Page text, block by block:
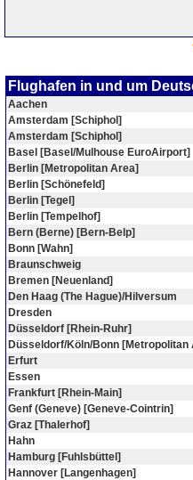
Flughafen in und um
Aachen
Amsterdam [Schiphol]
Amsterdam [Schiphol]
Basel [Basel/Mulhouse EuroAirport]
Berlin [Metropolitan Area]
Berlin [Schönefeld]
Berlin [Tegel]
Berlin [Tempelhof]
Bern (Berne) [Bern-Belp]
Bonn [Wahn]
Braunschweig
Bremen [Neuenland]
Den Haag (The Hague)/Hilversum
Dresden
Düsseldorf [Rhein-Ruhr]
Düsseldorf/Köln/Bonn [Metropolitan
Erfurt
Essen
Frankfurt [Rhein-Main]
Genf (Geneve) [Geneve-Cointrin]
Graz [Thalerhof]
Hahn
Hamburg [Fuhlsbüttel]
Hannover [Langenhagen]